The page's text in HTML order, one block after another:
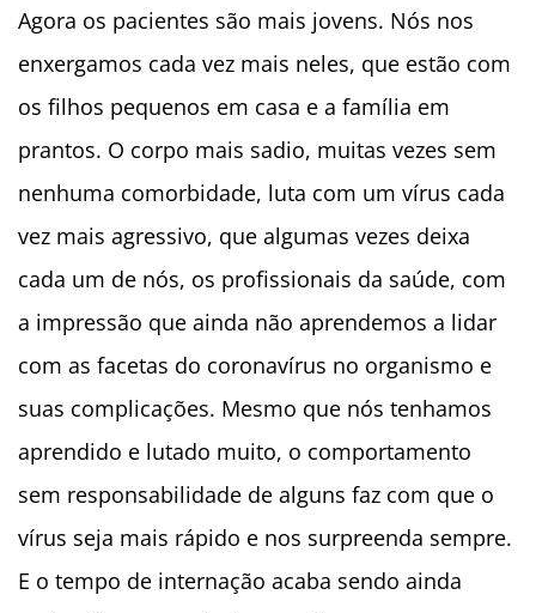
Agora os pacientes são mais jovens. Nós nos
enxergamos cada vez mais neles, que estão com
os filhos pequenos em casa e a família em
prantos. O corpo mais sadio, muitas vezes sem
nenhuma comorbidade, luta com um vírus cada
vez mais agressivo, que algumas vezes deixa
cada um de nós, os profissionais da saúde, com
a impressão que ainda não aprendemos a lidar
com as facetas do coronavírus no organismo e
suas complicações. Mesmo que nós tenhamos
aprendido e lutado muito, o comportamento
sem responsabilidade de alguns faz com que o
vírus seja mais rápido e nos surpreenda sempre.
E o tempo de internação acaba sendo ainda